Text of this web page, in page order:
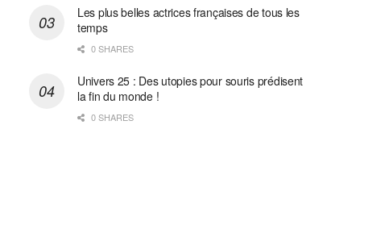
Les plus belles actrices françaises de tous les
temps
0 SHARES
Univers 25 : Des utopies pour souris prédisent
la fin du monde !
0 SHARES